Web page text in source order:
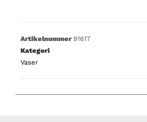
Artikelnummer 91617
Kategori
Vaser